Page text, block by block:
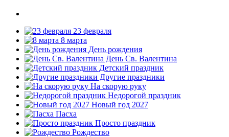
23 февраля
8 марта
День рождения
День Св. Валентина
Детский праздник
Другие праздники
На скорую руку
Недорогой праздник
Новый год 2027
Пасха
Просто праздник
Рождество